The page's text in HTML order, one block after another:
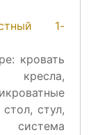
1-
кровать
кресла,
стул,